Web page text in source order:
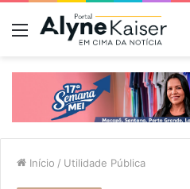
Menu
Início / Utilidade Pública